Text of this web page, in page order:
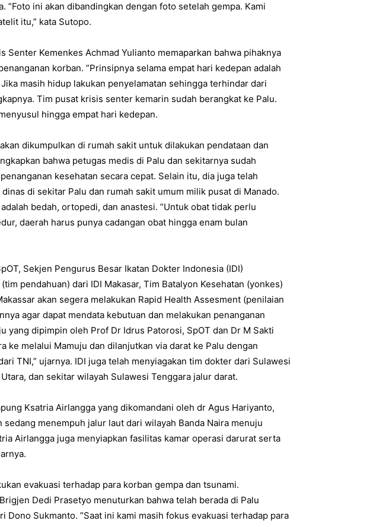
”Foto ini akan dibandingkan dengan foto setelah gempa. Kami
itu,” kata Sutopo.
Senter Kemenkes Achmad Yulianto memaparkan bahwa pihaknya
korban. ”Prinsipnya selama empat hari kedepan adalah
masih hidup lakukan penyelamatan sehingga terhindar dari
Tim pusat krisis senter kemarin sudah berangkat ke Palu.
hingga empat hari kedepan.
dikumpulkan di rumah sakit untuk dilakukan pendataan dan
bahwa petugas medis di Palu dan sekitarnya sudah
kesehatan secara cepat. Selain itu, dia juga telah
di sekitar Palu dan rumah sakit umum milik pusat di Manado.
bedah, ortopedi, dan anastesi. ”Untuk obat tidak perlu
daerah harus punya cadangan obat hingga enam bulan
Sekjen Pengurus Besar Ikatan Dokter Indonesia (IDI)
pendahuan) dari IDI Makasar, Tim Batalyon Kesehatan (yonkes)
akan segera melakukan Rapid Health Assesment (penilaian
agar dapat mendata kebutuan dan melakukan penanganan
yang dipimpin oleh Prof Dr Idrus Patorosi, SpOT dan Dr M Sakti
ke melalui Mamuju dan dilanjutkan via darat ke Palu dengan
TNI,” ujarnya. IDI juga telah menyiagakan tim dokter dari Sulawesi
dan sekitar wilayah Sulawesi Tenggara jalur darat.
Ksatria Airlangga yang dikomandani oleh dr Agus Hariyanto,
sedang menempuh jalur laut dari wilayah Banda Naira menuju
Airlangga juga menyiapkan fasilitas kamar operasi darurat serta
evakuasi terhadap para korban gempa dan tsunami.
Dedi Prasetyo menuturkan bahwa telah berada di Palu
Dono Sukmanto. ”Saat ini kami masih fokus evakuasi terhadap para